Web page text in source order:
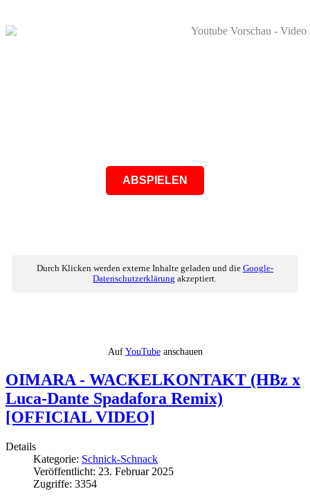
ABSPIELEN
Durch Klicken werden externe Inhalte geladen und die Google-
Datenschutzerklärung akzeptiert.
AufYouTubeanschauen
OIMARA - WACKELKONTAKT (HBz x
Luca-Dante Spadafora Remix)
[OFFICIAL VIDEO]
Details
Kategorie: Schnick-Schnack
Veröffentlicht: 23. Februar 2025
Zugriffe: 3354